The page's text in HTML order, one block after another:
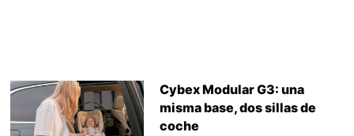
Cybex Modular G3: una
misma base, dos sillas de
coche